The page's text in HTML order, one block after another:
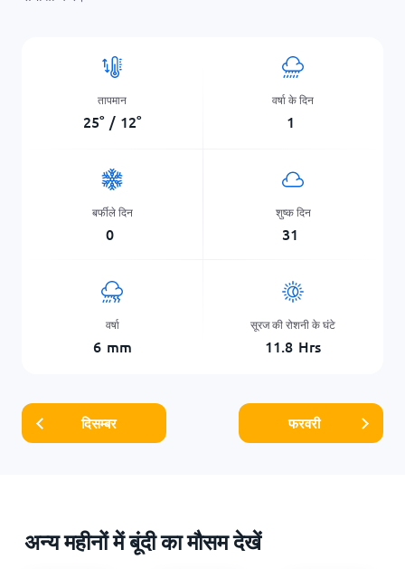
तापमान
25° / 12°
वर्षा के दिन
1
बर्फीले दिन
0
शुष्क दिन
31
वर्षा
6 mm
सूरज की रोशनी के घंटे
11.8 Hrs
दिसम्बर फरवरी
अन्य महीनों में बूंदी का मौसम देखें